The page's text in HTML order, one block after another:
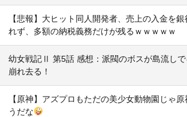
【悲報】大ヒット同人開発者、売上の入金を
れず、多額の納税義務だけが残るｗｗｗｗｗ
幼女戦記Ⅱ 第5話 感想：派閥のボスが島流し
崩れ去る！
【原神】アズプロもただの美少女動物園じゃ
うだな